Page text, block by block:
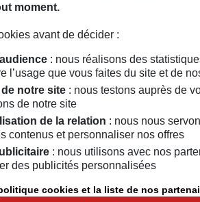
moment.
avant de décider :
: nous réalisons des
l’usage que vous faites du site et de
notre site : nous testons auprès de
de notre site
de la relation : nous nous
contenus et personnaliser nos offres
: nous utilisons avec nos
des publicités personnalisées
cookies et la liste de nos